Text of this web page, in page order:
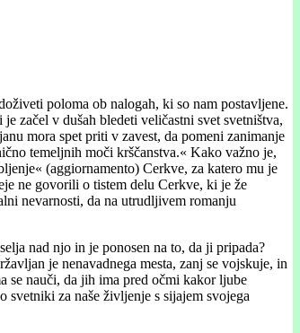
poloma ob nalogah, ki so nam postavljene.
začel v dušah bledeti veličastni svet svetništva,
mora spet priti v zavest, da pomeni zanimanje
temeljnih moči krščanstva.« Kako važno je,
(aggiornamento) Cerkve, za katero mu je
ne govorili o tistem delu Cerkve, ki je že
nevarnosti, da na utrudljivem romanju
nad njo in je ponosen na to, da ji pripada?
je nenavadnega mesta, zanj se vojskuje, in
se nauči, da jih ima pred očmi kakor ljube
za naše življenje s sijajem svojega